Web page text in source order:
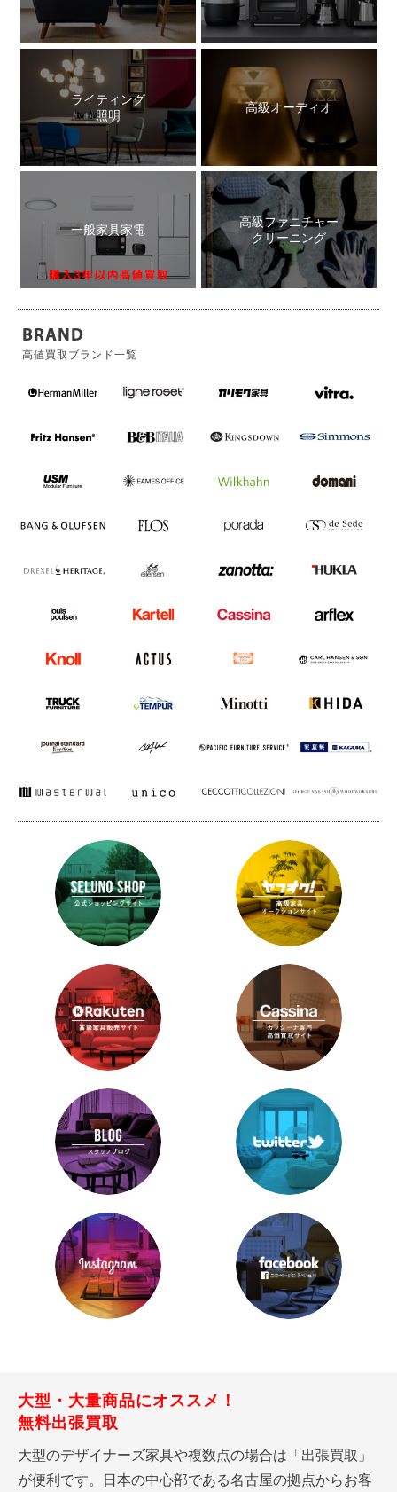
ライティング
照明
高級オーディオ
一般家具家電
高級ファニチャー
クリーニング
BRAND
高値買取ブランド一覧
大型・大量商品にオススメ！
無料出張買取
大型のデザイナーズ家具や複数点の場合は「出張買取」
が便利です。日本の中心部である名古屋の拠点からお客